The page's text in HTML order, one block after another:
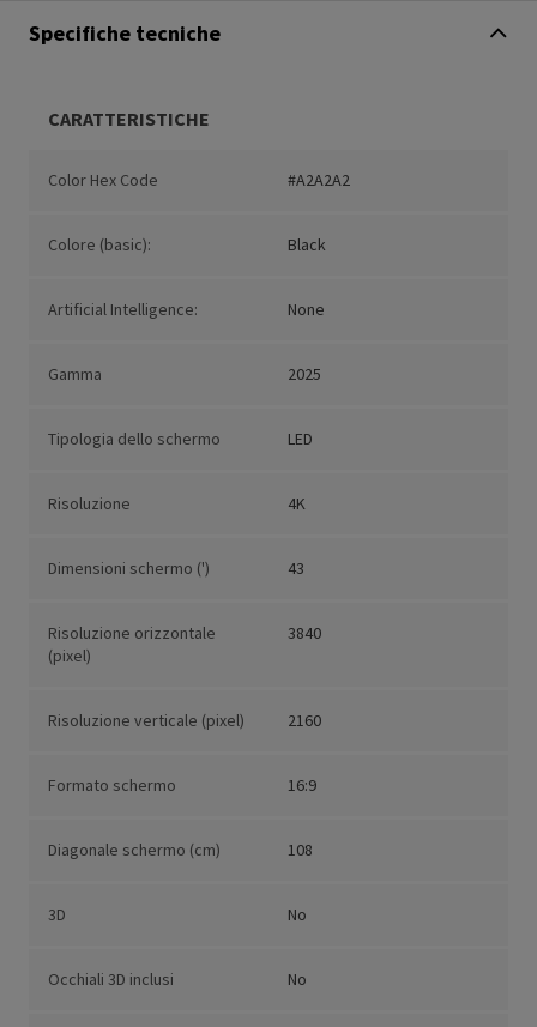
Specifiche tecniche
CARATTERISTICHE
Color Hex Code #A2A2A2
Colore (basic): Black
Artificial Intelligence: None
Gamma 2025
Tipologia dello schermo LED
Risoluzione 4K
Dimensioni schermo (') 43
Risoluzione orizzontale
(pixel)
3840
Risoluzione verticale (pixel) 2160
Formato schermo 16:9
Diagonale schermo (cm) 108
3D No
Occhiali 3D inclusi No